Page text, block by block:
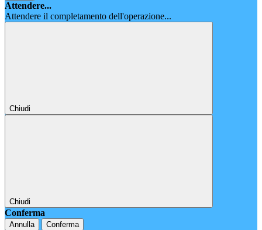
Attendere...
Attendere il completamento dell'operazione...
Chiudi
Chiudi
Conferma
Annulla Conferma